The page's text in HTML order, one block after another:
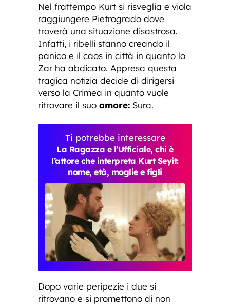
Nel frattempo Kurt si risveglia e viola
raggiungere Pietrogrado dove
troverà una situazione disastrosa.
Infatti, i ribelli stanno creando il
panico e il caos in città in quanto lo
Zar ha abdicato. Appresa questa
tragica notizia decide di dirigersi
verso la Crimea in quanto vuole
ritrovare il suo amore: Sura.
Ti potrebbe interessare
La Ragazza e l’Ufficiale, chi è
l’attore che interpreta Kurt Seyit:
nome, età, moglie e figli
Dopo varie peripezie i due si
ritrovano e si promettono di non